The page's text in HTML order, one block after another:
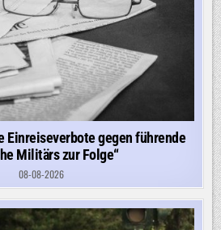
Einreiseverbote gegen führende
Militärs zur Folge“
08-08-2026